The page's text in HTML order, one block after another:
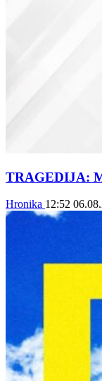
TRAGEDIJA:
Hronika 12:52